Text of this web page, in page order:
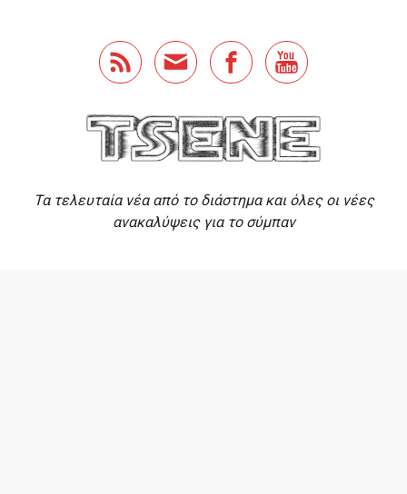
Τα τελευταία νέα από το διάστημα και όλες οι νέες
ανακαλύψεις για το σύμπαν